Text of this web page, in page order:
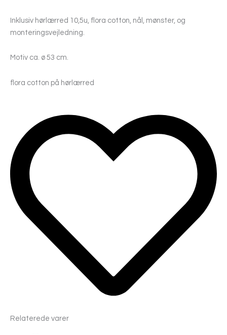
Inklusiv hørlærred 10,5u, flora cotton, nål, mønster, og
monteringsvejledning.
Motiv ca. ø 53 cm.
flora cotton på hørlærred
Relaterede varer